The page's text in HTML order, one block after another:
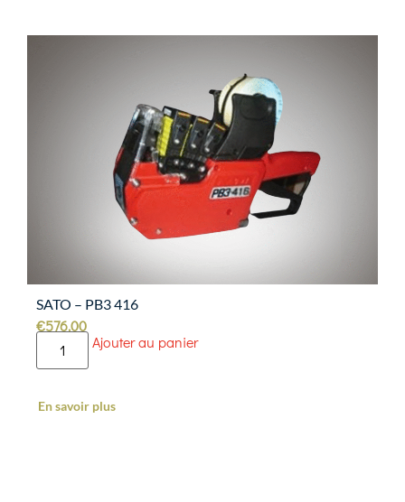
SATO – PB3 416
€576.00
Ajouter au panier
En savoir plus